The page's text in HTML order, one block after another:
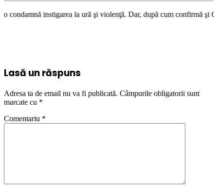
instigarea la ură şi violenţă. Dar, după cum confirmă şi CEDO în
Lasă un răspuns
Adresa ta de email nu va fi publicată. Câmpurile obligatorii sunt
marcate cu *
Comentariu *